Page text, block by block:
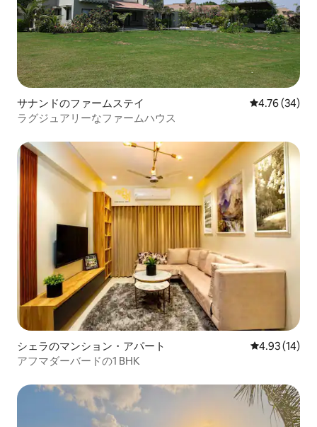
サナンドのファームステイ レビュー34
4.76 (34)
ラグジュアリーなファームハウス
シェラのマンション・アパート レビュー14
4.93 (14)
アフマダーバードの1 BHK